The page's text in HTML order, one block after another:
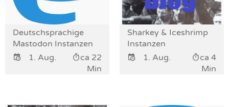
Deutschsprachige
Mastodon Instanzen
1. Aug.
ca 22
Min
Sharkey & Iceshrimp
Instanzen
1. Aug.
ca 4
Min